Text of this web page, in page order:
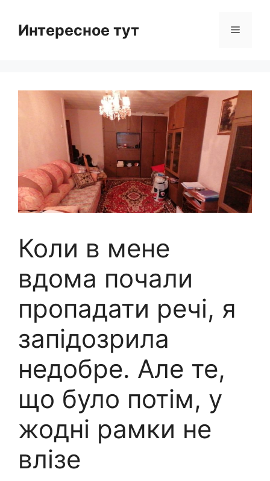
contentИнтересное тут Menu
Коли в мене
вдома почали
пропадати речі, я
запідозрила
недобре. Але те,
що було потім, у
жодні рамки не
влізе